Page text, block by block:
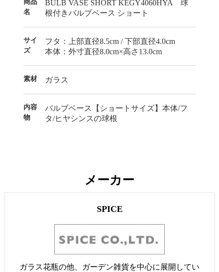
商品
名
BULB VASE SHORT KEGY4060HYA 球
根付きバルブベース ショート
サイ
ズ
フタ：上部直径8.5cm / 下部直径4.0cm
本体：外寸直径8.0cm×高さ13.0cm
素材 ガラス
内容
物
バルブベース【ショートサイズ】本体/フ
タ/ヒヤシンスの球根
メーカー
SPICE
ガラス花瓶の他、ガーデン雑貨を中心に展開してい